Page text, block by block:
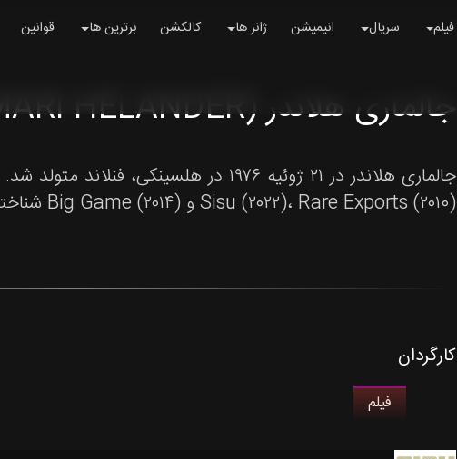
فیلم سریال انیمیشن ژانر ها کالکشن برترین ها قوانین
جالماری هلاندر (JALMARI HELANDER)
جالماری هلاندر در ۲۱ ژوئیه ۱۹۷۶ در
Sisu (۲۰۲۲)، Rare Exports (۲۰۱۰) و Big Game (۲۰۱۴) شناخته می‌شود.
کارگردان
فیلم